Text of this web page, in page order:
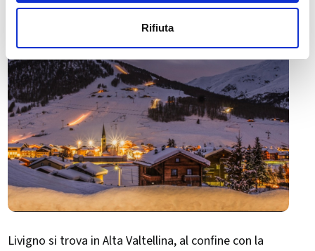
Rifiuta
Livigno si trova in Alta Valtellina, al confine con la